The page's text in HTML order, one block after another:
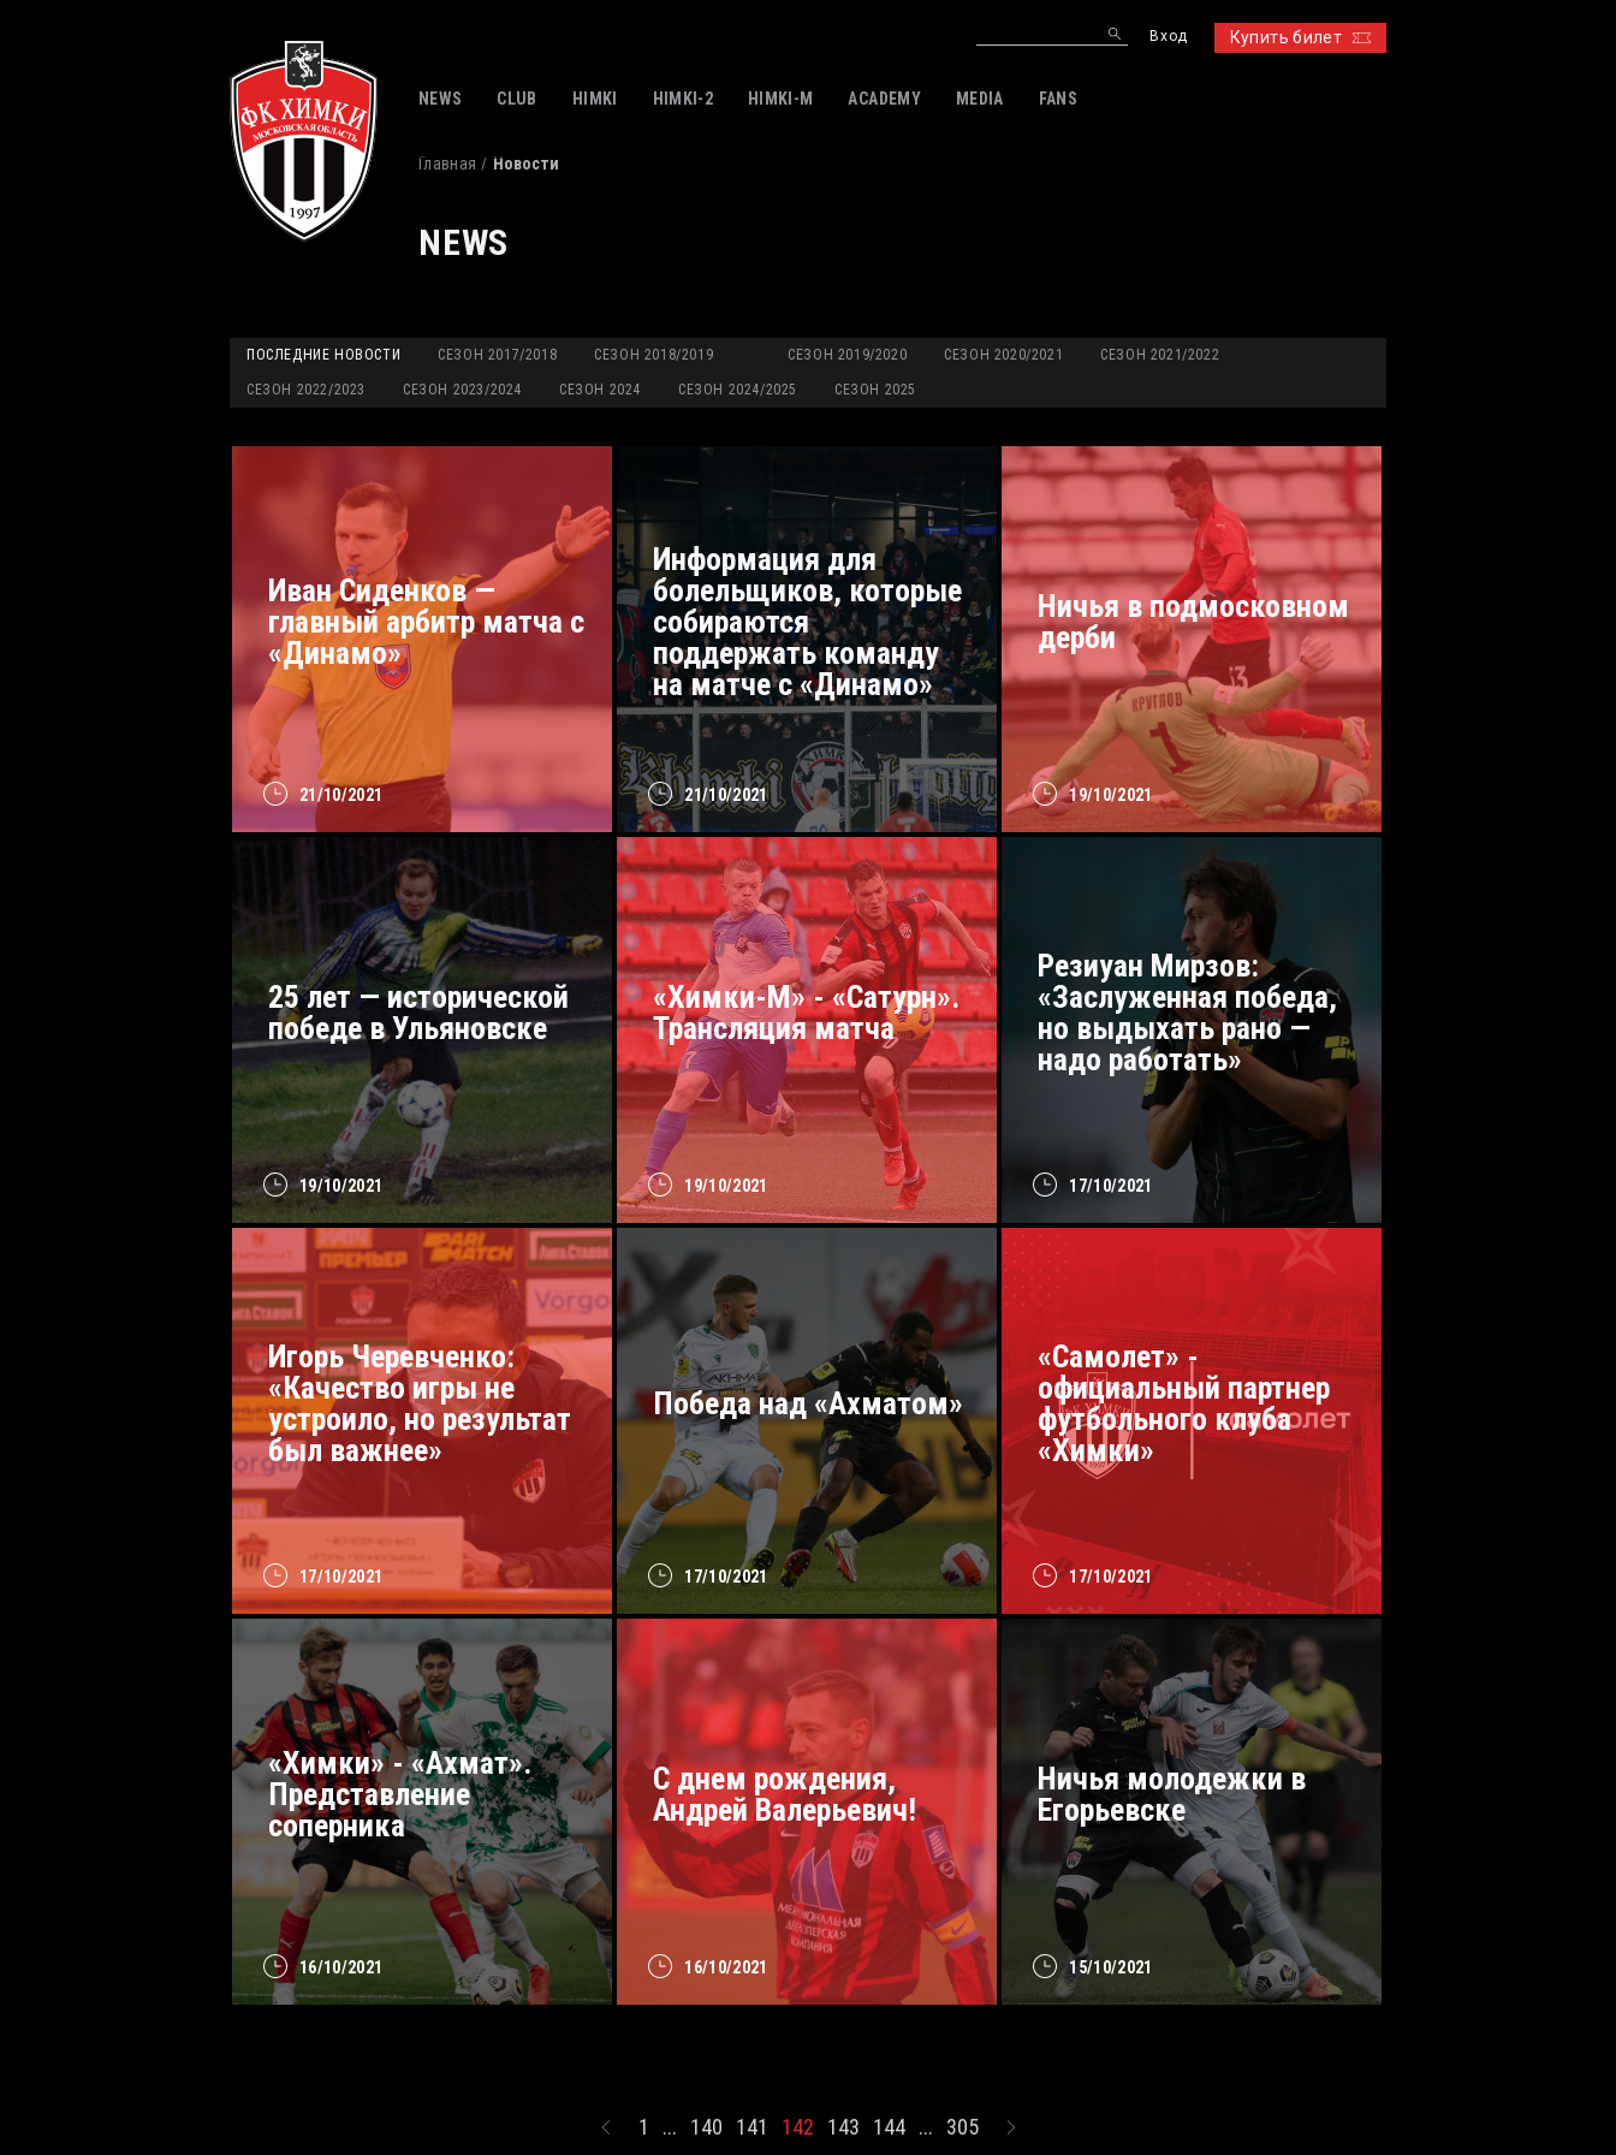
Купить билет
Вход
NEWS CLUB HIMKI HIMKI-2 HIMKI-M ACADEMY MEDIA FANS
Главная Новости
NEWS
ПОСЛЕДНИЕ НОВОСТИ СЕЗОН 2017/2018 СЕЗОН 2018/2019 СЕЗОН 2019/2020 СЕЗОН 2020/2021 СЕЗОН 2021/2022
СЕЗОН 2022/2023 СЕЗОН 2023/2024 СЕЗОН 2024 СЕЗОН 2024/2025 СЕЗОН 2025
21/10/2021
Иван Сиденков —
главный арбитр матча с
«Динамо»
21/10/2021
Информация для
болельщиков, которые
собираются
поддержать команду
на матче с «Динамо»
19/10/2021
Ничья в подмосковном
дерби
19/10/2021
25 лет — исторической
победе в Ульяновске
19/10/2021
«Химки-М» - «Сатурн».
Трансляция матча
17/10/2021
Резиуан Мирзов:
«Заслуженная победа,
но выдыхать рано —
надо работать»
17/10/2021
Игорь Черевченко:
«Качество игры не
устроило, но результат
был важнее»
17/10/2021
Победа над «Ахматом»
17/10/2021
«Самолет» -
официальный партнер
футбольного клуба
«Химки»
16/10/2021
«Химки» - «Ахмат».
Представление
соперника
16/10/2021
С днем рождения,
Андрей Валерьевич!
15/10/2021
Ничья молодежки в
Егорьевске
1 ... 140 141 142 143 144 ... 305